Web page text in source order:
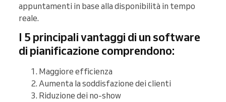
appuntamenti in base alla disponibilità in tempo
reale.
I 5 principali vantaggi di un software
di pianificazione comprendono:
Maggiore efficienza
Aumenta la soddisfazione dei clienti
Riduzione dei no-show